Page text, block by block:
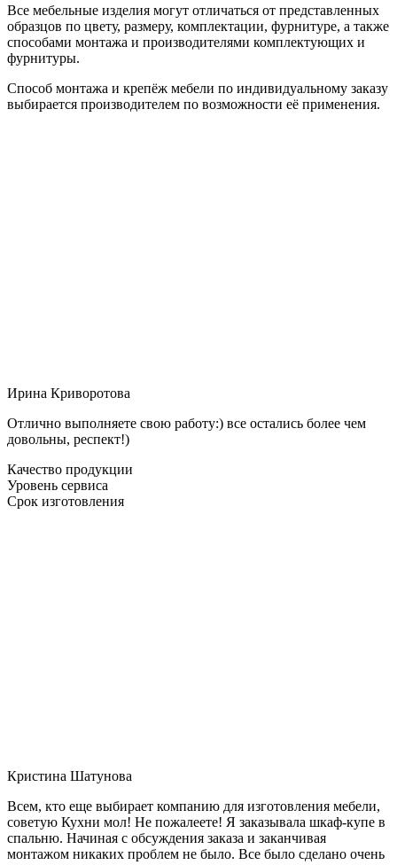
Все мебельные изделия могут отличаться от представленных
образцов по цвету, размеру, комплектации, фурнитуре, а также
способами монтажа и производителями комплектующих и
фурнитуры.
Способ монтажа и крепёж мебели по индивидуальному заказу
выбирается производителем по возможности её применения.
Ирина Криворотова
Отлично выполняете свою работу:) все остались более чем
довольны, респект!)
Качество продукции
Уровень сервиса
Срок изготовления
Кристина Шатунова
Всем, кто еще выбирает компанию для изготовления мебели,
советую Кухни мол! Не пожалеете! Я заказывала шкаф-купе в
спальню. Начиная с обсуждения заказа и заканчивая
монтажом никаких проблем не было. Все было сделано очень